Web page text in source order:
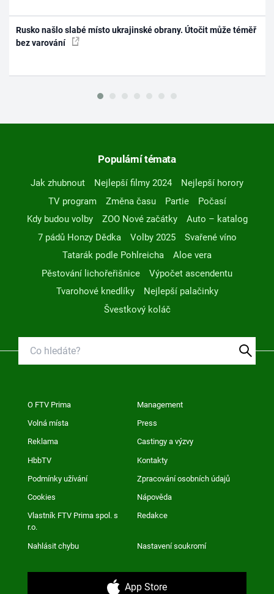
Rusko našlo slabé místo ukrajinské obrany. Útočit může téměř
bez varování
Populární témata
Jak zhubnout Nejlepší filmy 2024
Nejlepší horory
TV program
Změna času Partie
Počasí
Kdy budou volby
ZOO Nové začátky
Auto – katalog
7 pádů Honzy Dědka
Volby 2025
Svařené víno
Tatarák podle Pohlreicha
Aloe vera
Pěstování lichořeřišnice
Výpočet ascendentu
Tvarohové knedlíky
Nejlepší palačinky
Švestkový koláč
O FTV Prima Management
Volná místa Press
Reklama Castingy a výzvy
HbbTV Kontakty
Podmínky užívání Zpracování osobních údajů
Cookies Nápověda
Vlastník FTV Prima spol. s
r.o.
Redakce
Nahlásit chybu Nastavení soukromí
App Store